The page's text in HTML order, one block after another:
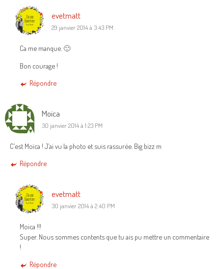
evetmatt
29 janvier 2014 à 3:43 PM
Ca me manque. 🙂
Bon courage !
Répondre
Moica
30 janvier 2014 à 1:23 PM
C’est Moïca ! J’ai vu la photo et suis rassurée. Big bizz m
Répondre
evetmatt
30 janvier 2014 à 2:40 PM
Moica !!!
Super. Nous sommes contents que tu ais pu mettre un commentaire
!
Répondre